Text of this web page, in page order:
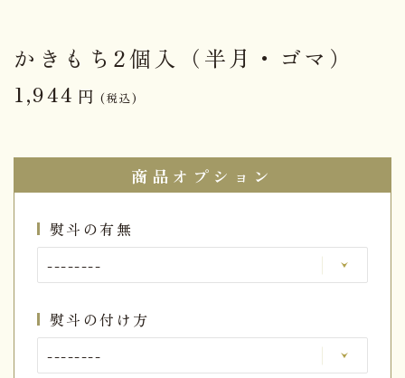
かきもち2個入（半月・ゴマ）
1,944 円 (税込)
商品オプション
熨斗の有無
熨斗の付け方